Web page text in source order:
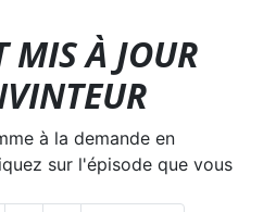
MIS À JOUR
à la demande en
sur l'épisode que vous